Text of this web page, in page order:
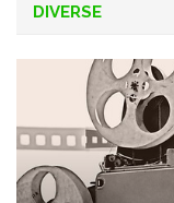
DIVERSE